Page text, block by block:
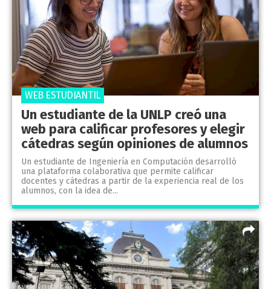
Un estudiante de la UNLP creó una
web para calificar profesores y elegir
cátedras según opiniones de alumnos
Un estudiante de Ingeniería en Computación desarrolló
una plataforma colaborativa que permite calificar
docentes y cátedras a partir de la experiencia real de los
alumnos, con la idea de...
WEB ESTUDIANTIL